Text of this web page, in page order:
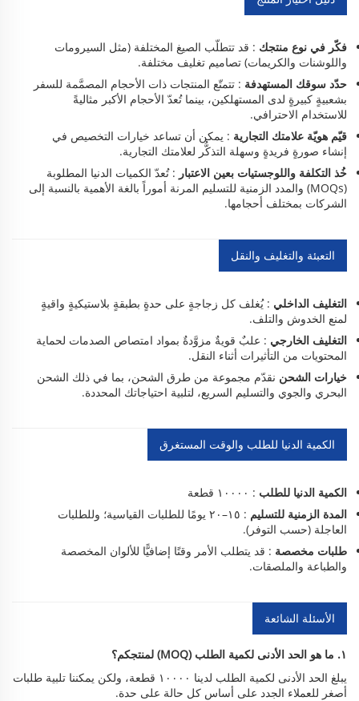
فكّر في نوع منتجك : قد تتطلّب الصيغ المختلفة (مثل السيرومات
واللوشنات والكريمات) تصاميم تغليف مختلفة.
حدّد سوقك المستهدفة : تتمتّع المنتجات ذات الأحجام المصمَّمة للسفر
بشعبيةٍ كبيرةٍ لدى المستهلكين، بينما تُعدّ الأحجام الأكبر مثاليةً
للاستخدام الاحترافي.
قيّم هويّة علامتك التجارية : يمكن أن تساعد خيارات التخصيص في
إنشاء صورةٍ فريدةٍ وسهلة التذكُّر لعلامتك التجارية.
خُذ التكلفة واللوجستيات بعين الاعتبار : تُعدّ الكميات الدنيا المطلوبة
(MOQs) والمدد الزمنية للتسليم المرنة أموراً بالغة الأهمية بالنسبة إلى
الشركات بمختلف أحجامها.
التعبئة والتغليف والنقل
التغليف الداخلي : يُغلف كل زجاجةٍ على حدةٍ بطبقةٍ بلاستيكيةٍ واقيةٍ
لمنع الخدوش والتلف.
التغليف الخارجي : علبٌ قويةٌ مزوَّدةٌ بمواد امتصاص الصدمات لحماية
المحتويات من التأثيرات أثناء النقل.
خيارات الشحن نقدّم مجموعة من طرق الشحن، بما في ذلك الشحن
البحري والجوي والتسليم السريع، لتلبية احتياجاتك المحددة.
الكمية الدنيا للطلب والوقت المستغرق
الكمية الدنيا للطلب : ١٠٠٠٠ قطعة
المدة الزمنية للتسليم
: ١٥–٢٠ يومًا للطلبات القياسية؛ وللطلبات
العاجلة (حسب التوفر).
طلبات مخصصة : قد يتطلب الأمر وقتًا إضافيًّا للألوان المخصصة
والطباعة والملصقات.
الأسئلة الشائعة
١. ما هو الحد الأدنى لكمية الطلب (MOQ) لمنتجكم؟
يبلغ الحد الأدنى لكمية الطلب لدينا ١٠٠٠٠ قطعة، ولكن يمكننا تلبية طلبات
أصغر للعملاء الجدد على أساس كل حالة على حدة.